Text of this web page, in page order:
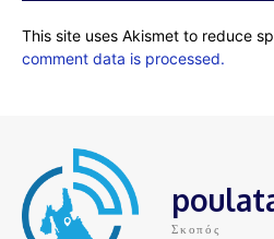
This site uses Akismet to reduce
comment data is processed.
Σκοπός